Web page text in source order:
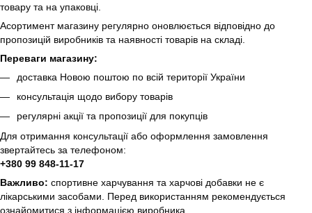
товару та на упаковці.
Асортимент магазину регулярно оновлюється відповідно до
пропозицій виробників та наявності товарів на складі.
Переваги магазину:
доставка Новою поштою по всій території України
консультація щодо вибору товарів
регулярні акції та пропозиції для покупців
Для отримання консультації або оформлення замовлення
звертайтесь за телефоном:
+380 99 848-11-17
Важливо: спортивне харчування та харчові добавки не є
лікарськими засобами. Перед використанням рекомендується
ознайомитися з інформацією виробника.